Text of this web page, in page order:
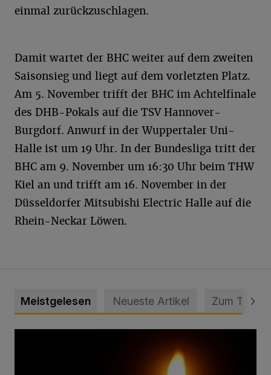
einmal zurückzuschlagen.
Damit wartet der BHC weiter auf dem zweiten
Saisonsieg und liegt auf dem vorletzten Platz.
Am 5. November trifft der BHC im Achtelfinale
des DHB-Pokals auf die TSV Hannover-
Burgdorf. Anwurf in der Wuppertaler Uni-
Halle ist um 19 Uhr. In der Bundesliga tritt der
BHC am 9. November um 16:30 Uhr beim THW
Kiel an und trifft am 16. November in der
Düsseldorfer Mitsubishi Electric Halle auf die
Rhein-Neckar Löwen.
Meistgelesen Neueste Artikel Zum Thema